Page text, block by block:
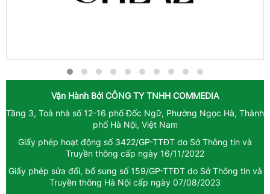
Vận Hành Bởi CÔNG TY TNHH COMMEDIA
Tầng 3, Toà nhà số 12-16 phố Đốc Ngữ, Phường Ngọc Hà, Thành
phố Hà Nội, Việt Nam
Giấy phép hoạt động số 3422/GP-TTĐT do Sở Thông tin và
Truyền thông cấp ngày 16/11/2022
Giấy phép sửa đổi, bổ sung số 159/GP-TTĐT do Sở Thông tin và
Truyền thông Hà Nội cấp ngày 07/08/2023